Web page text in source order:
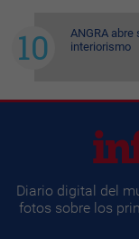
ANGRA
interiorismo
Diario digital del
fotos sobre los